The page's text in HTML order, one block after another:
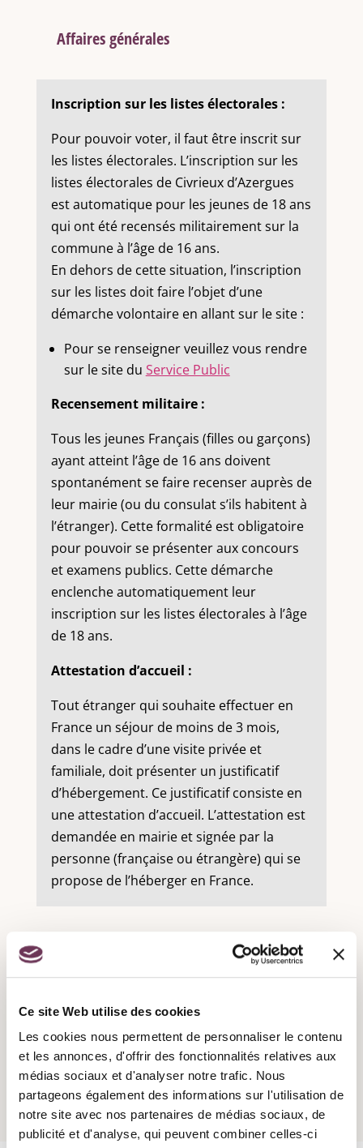
Ce site Web utilise des cookies
Les cookies nous permettent de personnaliser le contenu
et les annonces, d'offrir des fonctionnalités relatives aux
médias sociaux et d'analyser notre trafic. Nous
partageons également des informations sur l'utilisation de
notre site avec nos partenaires de médias sociaux, de
publicité et d'analyse, qui peuvent combiner celles-ci
Affaires générales
Inscription sur les listes électorales :
Pour pouvoir voter, il faut être inscrit sur
les listes électorales. L’inscription sur les
listes électorales de Civrieux d’Azergues
est automatique pour les jeunes de 18 ans
qui ont été recensés militairement sur la
commune à l’âge de 16 ans.
En dehors de cette situation, l’inscription
sur les listes doit faire l’objet d’une
démarche volontaire en allant sur le site :
Pour se renseigner veuillez vous rendre
sur le site du Service Public
Recensement militaire :
Tous les jeunes Français (filles ou garçons)
ayant atteint l’âge de 16 ans doivent
spontanément se faire recenser auprès de
leur mairie (ou du consulat s’ils habitent à
l’étranger). Cette formalité est obligatoire
pour pouvoir se présenter aux concours
et examens publics. Cette démarche
enclenche automatiquement leur
inscription sur les listes électorales à l’âge
de 18 ans.
Attestation d’accueil :
Tout étranger qui souhaite effectuer en
France un séjour de moins de 3 mois,
dans le cadre d’une visite privée et
familiale, doit présenter un justificatif
d’hébergement. Ce justificatif consiste en
une attestation d’accueil. L’attestation est
demandée en mairie et signée par la
personne (française ou étrangère) qui se
propose de l’héberger en France.
Recensement militaire :
Attestation d'accueil :